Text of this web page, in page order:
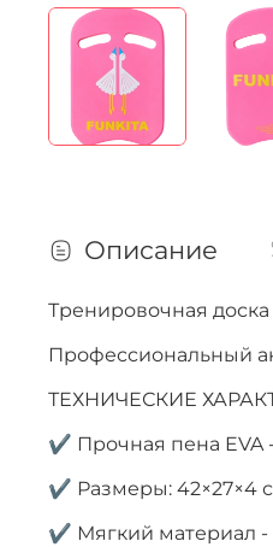
Описание
Тренировочная доска
Профессиональный
ТЕХНИЧЕСКИЕ
✔ Прочная пена EVA
✔ Размеры: 42×27×4
✔ Мягкий материал -